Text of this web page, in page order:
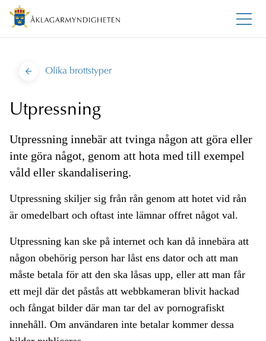
Olika brottstyper
Utpressning
Utpressning innebär att tvinga någon att göra eller
inte göra något, genom att hota med till exempel
våld eller skandalisering.
Utpressning skiljer sig från rån genom att hotet vid rån
är omedelbart och oftast inte lämnar offret något val.
Utpressning kan ske på internet och kan då innebära att
någon obehörig person har låst ens dator och att man
måste betala för att den ska låsas upp, eller att man får
ett mejl där det påstås att webbkameran blivit hackad
och fångat bilder där man tar del av pornografiskt
innehåll. Om användaren inte betalar kommer dessa